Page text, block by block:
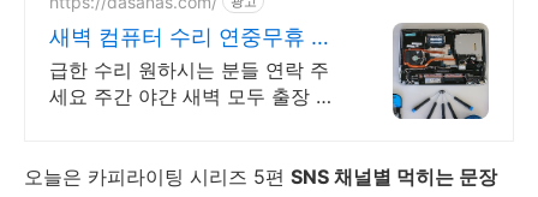
새벽 컴퓨터 수리 연중무휴 수
리기사 바로 연결
급한 수리 원하시는 분들 연락 주
세요 주간 야갼 새벽 모두 출장 및
오늘은 카피라이팅 시리즈 5편 SNS 채널별 먹히는 문장